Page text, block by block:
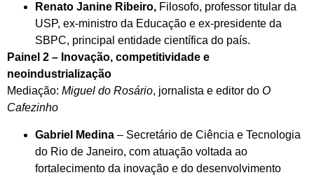
Renato Janine Ribeiro, Filosofo, professor titular da
USP, ex-ministro da Educação e ex-presidente da
SBPC, principal entidade científica do país.
Painel 2 – Inovação, competitividade e
neoindustrialização
Mediação: Miguel do Rosário, jornalista e editor do O
Cafezinho
Gabriel Medina – Secretário de Ciência e Tecnologia
do Rio de Janeiro, com atuação voltada ao
fortalecimento da inovação e do desenvolvimento